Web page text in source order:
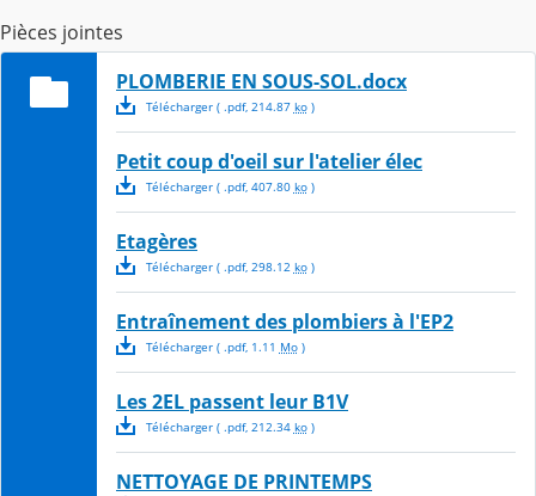
Pièces jointes
PLOMBERIE EN SOUS-SOL.docx
Télécharger( .pdf, 214.87 ko)
Petit coup d'oeil sur l'atelier élec
Télécharger( .pdf, 407.80 ko)
Etagères
Télécharger( .pdf, 298.12 ko)
Entraînement des plombiers à l'EP2
Télécharger( .pdf, 1.11 Mo)
Les 2EL passent leur B1V
Télécharger( .pdf, 212.34 ko)
NETTOYAGE DE PRINTEMPS